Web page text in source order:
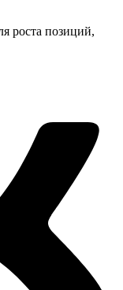
роста позиций,